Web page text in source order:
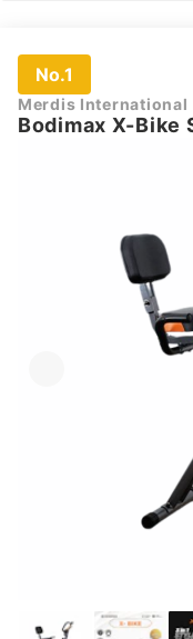
No.1
Merdis International
Bodimax X-Bike